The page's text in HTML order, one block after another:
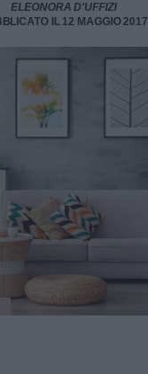
ELEONORA D'UFFIZI
IL 12 MAGGIO 2017